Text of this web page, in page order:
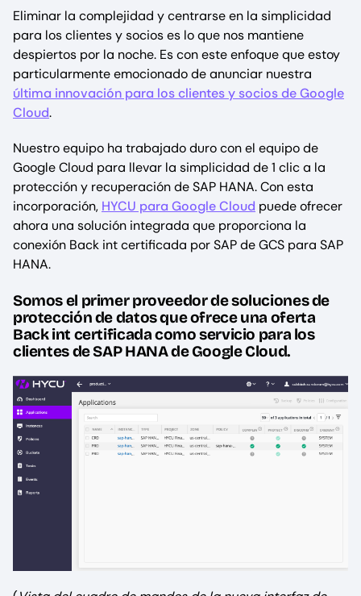
Eliminar la complejidad y centrarse en la simplicidad
para los clientes y socios es lo que nos mantiene
despiertos por la noche. Es con este enfoque que estoy
particularmente emocionado de anunciar nuestra
última innovación para los clientes y socios de Google
Cloud.
Nuestro equipo ha trabajado duro con el equipo de
Google Cloud para llevar la simplicidad de 1 clic a la
protección y recuperación de SAP HANA. Con esta
incorporación, HYCU para Google Cloud puede ofrecer
ahora una solución integrada que proporciona la
conexión Back int certificada por SAP de GCS para SAP
HANA.
Somos el primer proveedor de soluciones de
protección de datos que ofrece una oferta
Back int certificada como servicio para los
clientes de SAP HANA de Google Cloud.